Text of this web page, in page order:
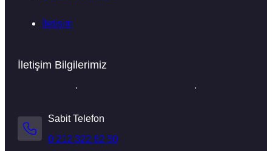
İletişim
İletişim Bilgilerimiz
Sabit Telefon
0 212 322 62 50